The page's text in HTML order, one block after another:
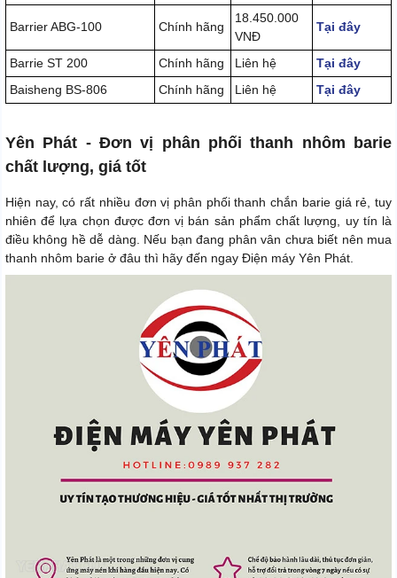
Barrier ABG-100 Chính hãng
18.450.000
VNĐ
Tại đây
Barrie ST 200 Chính hãng Liên hệ
Tại đây
Baisheng BS-806
Chính hãng Liên hệ Tại đây
Yên Phát - Đơn vị phân phối thanh nhôm barie
chất lượng, giá tốt
Hiện nay, có rất nhiều đơn vị phân phối thanh chắn barie giá rẻ, tuy
nhiên để lựa chọn được đơn vị bán sản phẩm chất lượng, uy tín là
điều không hề dễ dàng. Nếu bạn đang phân vân chưa biết nên mua
thanh nhôm barie ở đâu thì hãy đến ngay Điện máy Yên Phát.